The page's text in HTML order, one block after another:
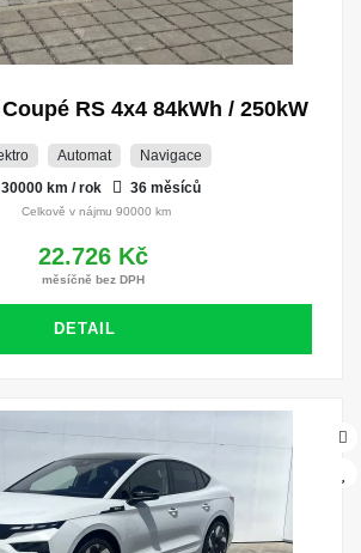
RS 4x4 84kWh / 250kW
Automat
Navigace
30000 km / rok
36 měsíců
Celkově v nájmu 90000 km
22.726 Kč
měsíčně bez DPH
DETAIL